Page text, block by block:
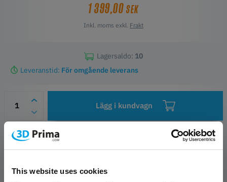
This website uses cookies
1 399,00SEK
Inkl. moms exkl. Frakt
Lagersaldo: 10
Leveranstid: För omgående leverans
Lägg i kundvagn